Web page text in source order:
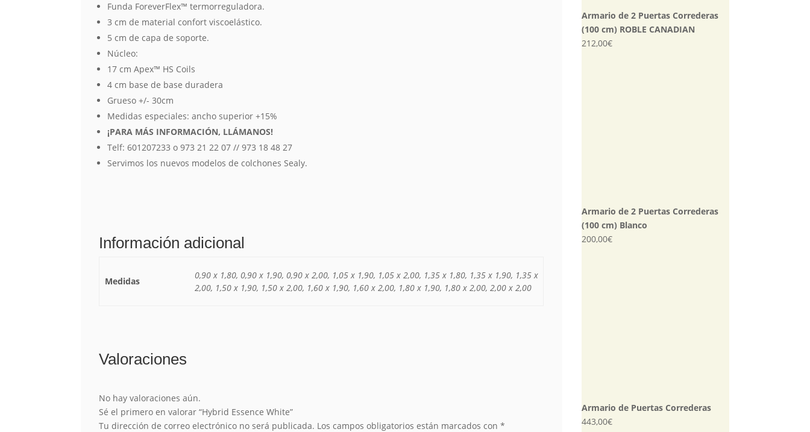
Funda ForeverFlex™ termorreguladora.
3 cm de material confort viscoelástico.
5 cm de capa de soporte.
Núcleo:
17 cm Apex™ HS Coils
4 cm base de base duradera
Grueso +/- 30cm
Medidas especiales: ancho superior +15%
¡PARA MÁS INFORMACIÓN, LLÁMANOS!
Telf: 601207233 o 973 21 22 07 // 973 18 48 27
Servimos los nuevos modelos de colchones Sealy.
Información adicional
Medidas
0,90 x 1,80, 0,90 x 1,90, 0,90 x 2,00, 1,05 x 1,90, 1,05 x 2,00, 1,35 x 1,80, 1,35 x 1,90, 1,35 x
2,00, 1,50 x 1,90, 1,50 x 2,00, 1,60 x 1,90, 1,60 x 2,00, 1,80 x 1,90, 1,80 x 2,00, 2,00 x 2,00
Valoraciones
No hay valoraciones aún.
Sé el primero en valorar “Hybrid Essence White”
Tu dirección de correo electrónico no será publicada. Los campos obligatorios están marcados con*
Armario de 2 Puertas Correderas
(100 cm) ROBLE CANADIAN
212,00€
Armario de 2 Puertas Correderas
(100 cm) Blanco
200,00€
Armario de Puertas Correderas
443,00€